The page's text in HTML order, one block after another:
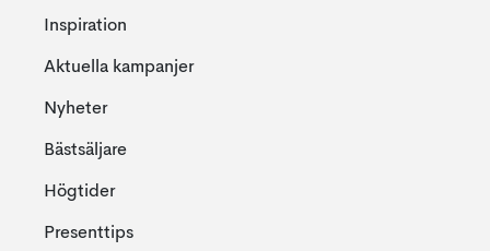
Inspiration
Aktuella kampanjer
Nyheter
Bästsäljare
Högtider
Presenttips